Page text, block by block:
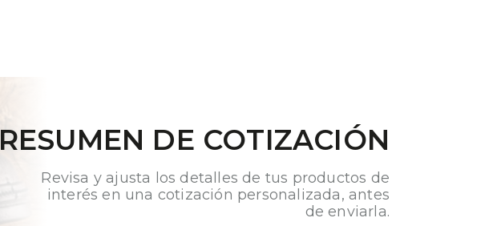
RESUMEN DE COTIZACIÓN
Revisa y ajusta los detalles de tus productos de
interés en una cotización personalizada, antes
de enviarla.